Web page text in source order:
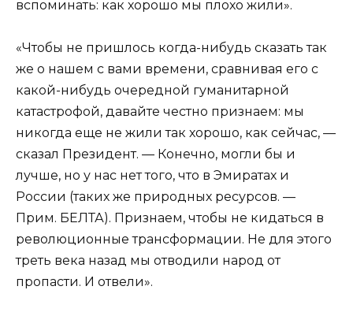
вспоминать: как хорошо мы плохо жили».
«Чтобы не пришлось когда-нибудь сказать так
же о нашем с вами времени, сравнивая его с
какой-нибудь очередной гуманитарной
катастрофой, давайте честно признаем: мы
никогда еще не жили так хорошо, как сейчас, —
сказал Президент. — Конечно, могли бы и
лучше, но у нас нет того, что в Эмиратах и
России (таких же природных ресурсов. —
Прим. БЕЛТА). Признаем, чтобы не кидаться в
революционные трансформации. Не для этого
треть века назад мы отводили народ от
пропасти. И отвели».